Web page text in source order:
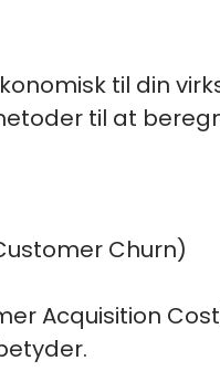
til din
til at
Churn)
Acquisition